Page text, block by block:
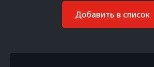
Добавить в список